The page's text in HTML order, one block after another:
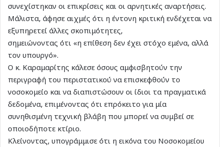
συνεχίστηκαν οι επικρίσεις και οι αρνητικές αναρτήσεις.
Μάλιστα, άφησε αιχμές ότι η έντονη κριτική ενδέχεται να
εξυπηρετεί άλλες σκοπιμότητες,
σημειώνοντας ότι «η επίθεση δεν έχει στόχο εμένα, αλλά
τον υπουργό».
Ο κ. Καραμαρίτης κάλεσε όσους αμφισβητούν την
περιγραφή του περιστατικού να επισκεφθούν το
νοσοκομείο και να διαπιστώσουν οι ίδιοι τα πραγματικά
δεδομένα, επιμένοντας ότι επρόκειτο για μία
συνηθισμένη τεχνική βλάβη που μπορεί να συμβεί σε
οποιοδήποτε κτίριο.
Κλείνοντας, υπογράμμισε ότι η εικόνα του Νοσοκομείου